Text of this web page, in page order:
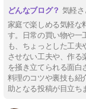
気軽
家庭で楽しめる気軽な
す。日常の買い物や一
も、ちょっとした工夫
させない工夫や、作る
を掻き立てられる面白
料理のコツや裏技も紹
助となる投稿が目立ち